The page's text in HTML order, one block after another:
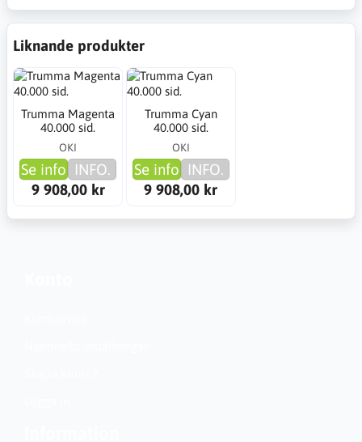
Liknande produkter
Trumma Magenta
40.000 sid.
OKI
Se info INFO.
9 908,00 kr
Trumma Cyan
40.000 sid.
OKI
Se info INFO.
9 908,00 kr